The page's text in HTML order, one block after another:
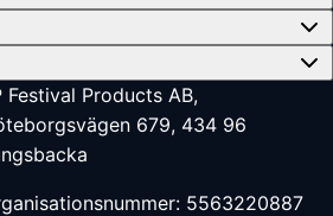
Festival Products AB,
679, 434 96
5563220887